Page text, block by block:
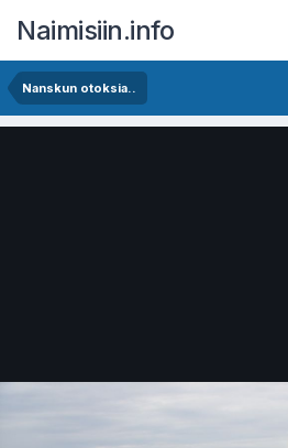
Naimisiin.info
Nanskun otoksia..